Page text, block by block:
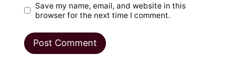
Save my name, email, and website in this
browser for the next time I comment.